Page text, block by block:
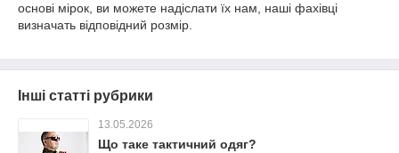
основі мірок, ви можете надіслати їх нам, наші фахівці
визначать відповідний розмір.
Інші статті рубрики
13.05.2026
Що таке тактичний одяг?